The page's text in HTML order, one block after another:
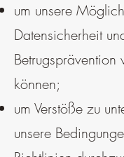
um unsere
Datensicherheit
Betrugsprävention
können;
um Verstöße zu
unsere